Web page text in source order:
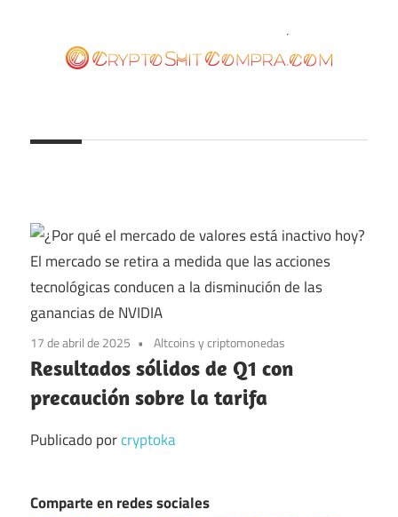
contenido
17 de abril de 2025 Altcoins y criptomonedas
Resultados sólidos de Q1 con
precaución sobre la tarifa
Publicado porcryptoka
Comparte en redes sociales